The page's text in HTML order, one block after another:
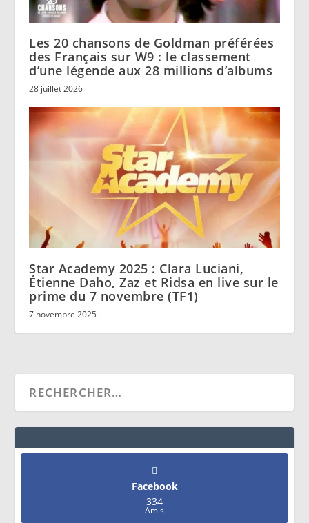
Les 20 chansons de Goldman préférées
des Français sur W9 : le classement
d’une légende aux 28 millions d’albums
28 juillet 2026
Star Academy 2025 : Clara Luciani,
Étienne Daho, Zaz et Ridsa en live sur le
prime du 7 novembre (TF1)
7 novembre 2025
Facebook
334
Amis